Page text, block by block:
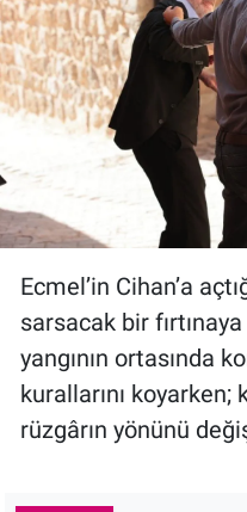
Ecmel’in Cihan’a
sarsacak bir
yangının ortasında
kurallarını koyarken;
rüzgârın yönünü